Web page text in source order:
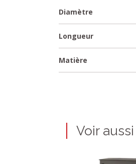
Diamètre
Longueur
Matière
Voir aussi